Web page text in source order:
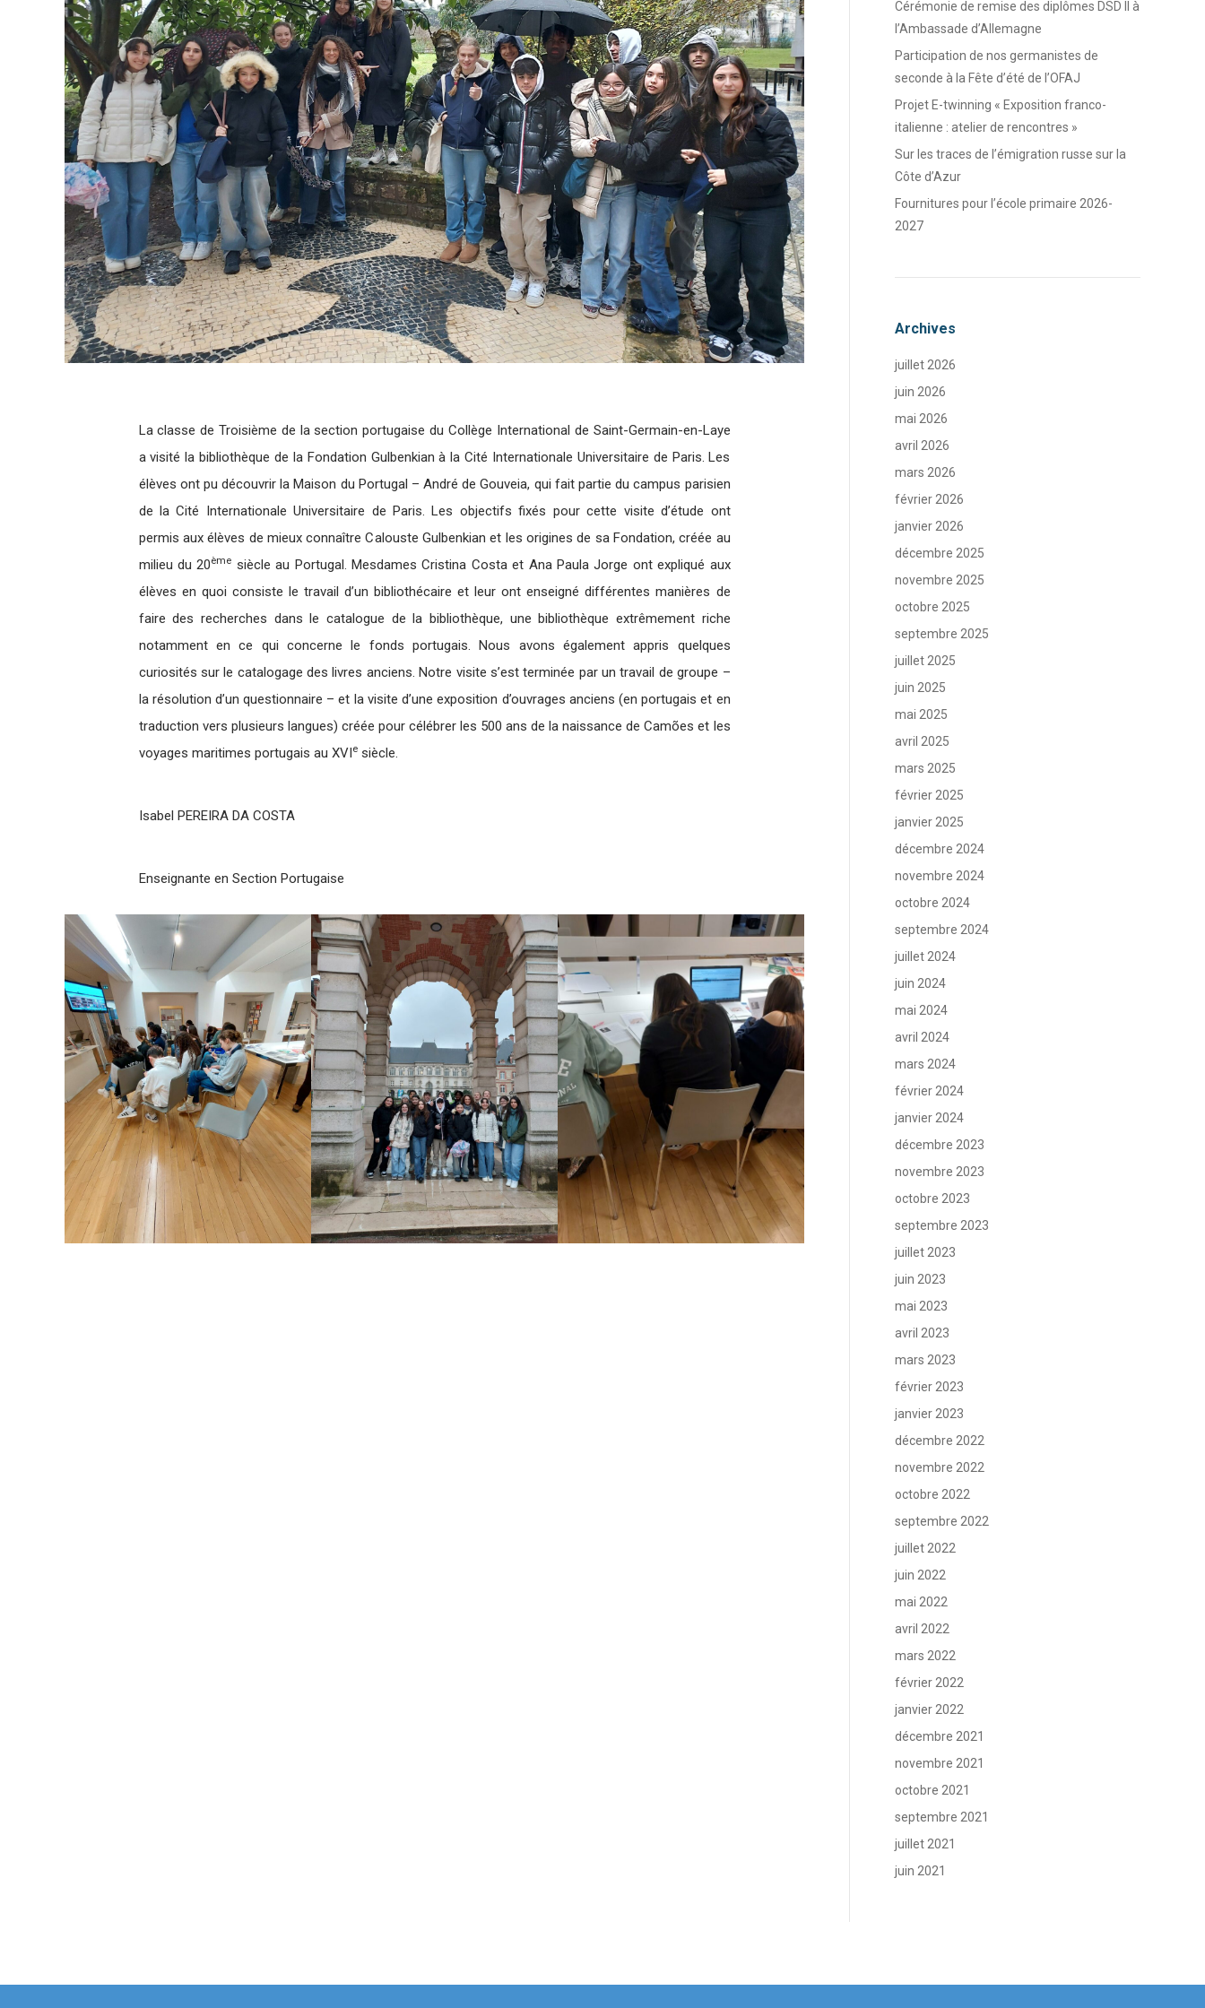
La classe de Troisième de la section portugaise du Collège International de Saint-Germain-en-Laye
a visité la bibliothèque de la Fondation Gulbenkian à la Cité Internationale Universitaire de Paris. Les
élèves ont pu découvrir la Maison du Portugal – André de Gouveia, qui fait partie du campus parisien
de la Cité Internationale Universitaire de Paris. Les objectifs fixés pour cette visite d’étude ont
permis aux élèves de mieux connaître Calouste Gulbenkian et les origines de sa Fondation, créée au
milieu du 20ème siècle au Portugal. Mesdames Cristina Costa et Ana Paula Jorge ont expliqué aux
élèves en quoi consiste le travail d’un bibliothécaire et leur ont enseigné différentes manières de
faire des recherches dans le catalogue de la bibliothèque, une bibliothèque extrêmement riche
notamment en ce qui concerne le fonds portugais. Nous avons également appris quelques
curiosités sur le catalogage des livres anciens. Notre visite s’est terminée par un travail de groupe –
la résolution d’un questionnaire – et la visite d’une exposition d’ouvrages anciens (en portugais et en
traduction vers plusieurs langues) créée pour célébrer les 500 ans de la naissance de Camões et les
voyages maritimes portugais au XVIesiècle.
Isabel PEREIRA DA COSTA
Enseignante en Section Portugaise
Cérémonie de remise des diplômes DSD II à
l’Ambassade d’Allemagne
Participation de nos germanistes de
seconde à la Fête d’été de l’OFAJ
Projet E-twinning « Exposition franco-
italienne : atelier de rencontres »
Sur les traces de l’émigration russe sur la
Côte d’Azur
Fournitures pour l’école primaire 2026-
2027
Archives
juillet 2026
juin 2026
mai 2026
avril 2026
mars 2026
février 2026
janvier 2026
décembre 2025
novembre 2025
octobre 2025
septembre 2025
juillet 2025
juin 2025
mai 2025
avril 2025
mars 2025
février 2025
janvier 2025
décembre 2024
novembre 2024
octobre 2024
septembre 2024
juillet 2024
juin 2024
mai 2024
avril 2024
mars 2024
février 2024
janvier 2024
décembre 2023
novembre 2023
octobre 2023
septembre 2023
juillet 2023
juin 2023
mai 2023
avril 2023
mars 2023
février 2023
janvier 2023
décembre 2022
novembre 2022
octobre 2022
septembre 2022
juillet 2022
juin 2022
mai 2022
avril 2022
mars 2022
février 2022
janvier 2022
décembre 2021
novembre 2021
octobre 2021
septembre 2021
juillet 2021
juin 2021